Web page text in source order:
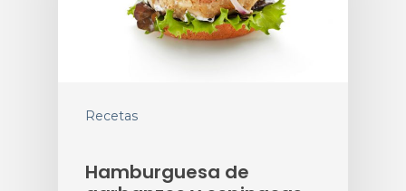
Recetas
Hamburguesa de